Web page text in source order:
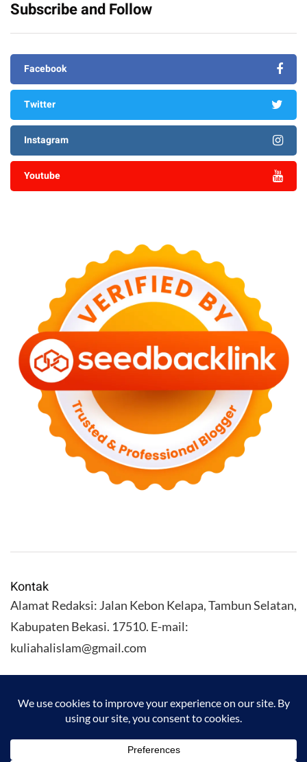
Subscribe and Follow
Facebook
Twitter
Instagram
Youtube
Kontak
Alamat Redaksi: Jalan Kebon Kelapa, Tambun Selatan,
Kabupaten Bekasi. 17510. E-mail:
kuliahalislam@gmail.com
KULIAHALISLAM.COM Copyright (C) 2026